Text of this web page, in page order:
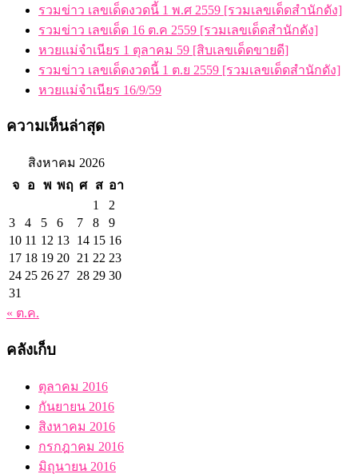
รวมข่าว เลขเด็ดงวดนี้ 1 พ.ศ 2559 [รวมเลขเด็ดสำนักดัง]
รวมข่าว เลขเด็ด 16 ต.ค 2559 [รวมเลขเด็ดสำนักดัง]
หวยแม่จำเนียร 1 ตุลาคม 59 [สิบเลขเด็ดขายดี]
รวมข่าว เลขเด็ดงวดนี้ 1 ต.ย 2559 [รวมเลขเด็ดสำนักดัง]
หวยแม่จำเนียร 16/9/59
ความเห็นล่าสุด
สิงหาคม 2026
จ
อ พ พฤ ศ ส อา
1
2
3
4 5 6 7 8
9
10 11 12 13 14 15 16
17 18 19 20 21 22 23
24 25 26 27 28 29 30
31
« ต.ค.
คลังเก็บ
ตุลาคม 2016
กันยายน 2016
สิงหาคม 2016
กรกฎาคม 2016
มิถุนายน 2016